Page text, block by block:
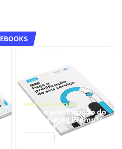
EBOOKS
GESTÃO FINANCEIRA
Faça a precificação do
seu serviço | Prompts
ChatGPT